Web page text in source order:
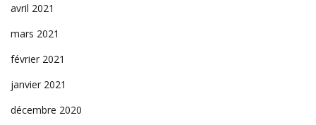
avril 2021
mars 2021
février 2021
janvier 2021
décembre 2020